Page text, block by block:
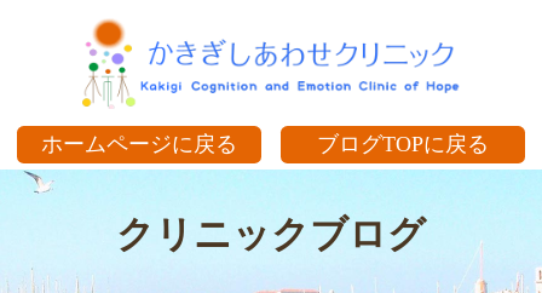
ホームページに戻る ブログTOPに戻る
クリニックブログ